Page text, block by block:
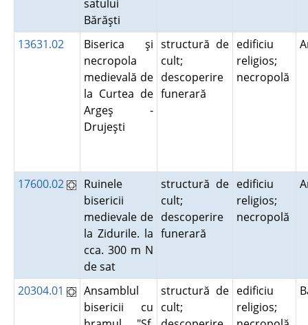
satului
Bărăşti
13631.02
Biserica şi
necropola
medievală de
la Curtea de
Argeş -
Drujeşti
structură de
cult;
descoperire
funerară
edificiu
religios;
necropolă
17600.02
Ruinele
bisericii
medievale de
la Zidurile. la
cca. 300 m N
de sat
structură de
cult;
descoperire
funerară
edificiu
religios;
necropolă
20304.01
Ansamblul
bisericii cu
structură de
cult;
edificiu
religios;